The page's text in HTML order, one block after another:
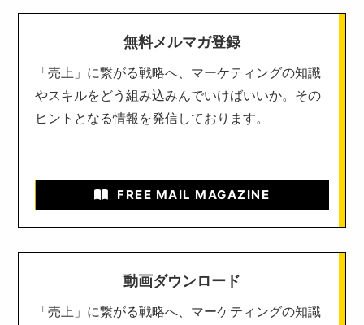
無料メルマガ登録
「売上」に繋がる戦略へ、マーケティングの知識
やスキルをどう組み込みんでいけばいいか。その
ヒントとなる情報を発信しております。
FREE MAIL MAGAZINE
動画ダウンロード
「売上」に繋がる戦略へ、マーケティングの知識